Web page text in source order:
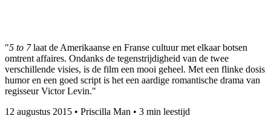
"5 to 7laat de Amerikaanse en Franse cultuur met elkaar botsen
omtrent affaires. Ondanks de tegenstrijdigheid van de twee
verschillende visies, is de film een mooi geheel. Met een flinke dosis
humor en een goed script is het een aardige romantische drama van
regisseur Victor Levin."
12 augustus 2015 • Priscilla Man • 3 min leestijd